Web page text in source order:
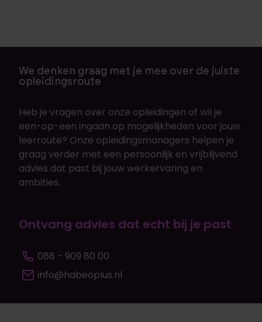
We denken graag met je mee over de juiste
opleidingsroute
Heb je vragen over onze opleidingen of wil je
een-op-een ingaan op mogelijkheden voor jouw
leerroute? Onze opleidingsmanagers helpen je
graag verder met een persoonlijk en vrijblijvend
advies dat past bij jouw werkervaring en
ambities.
Ontvang advies dat echt bij je past
088 - 909 80 00
info@habeoplus.nl